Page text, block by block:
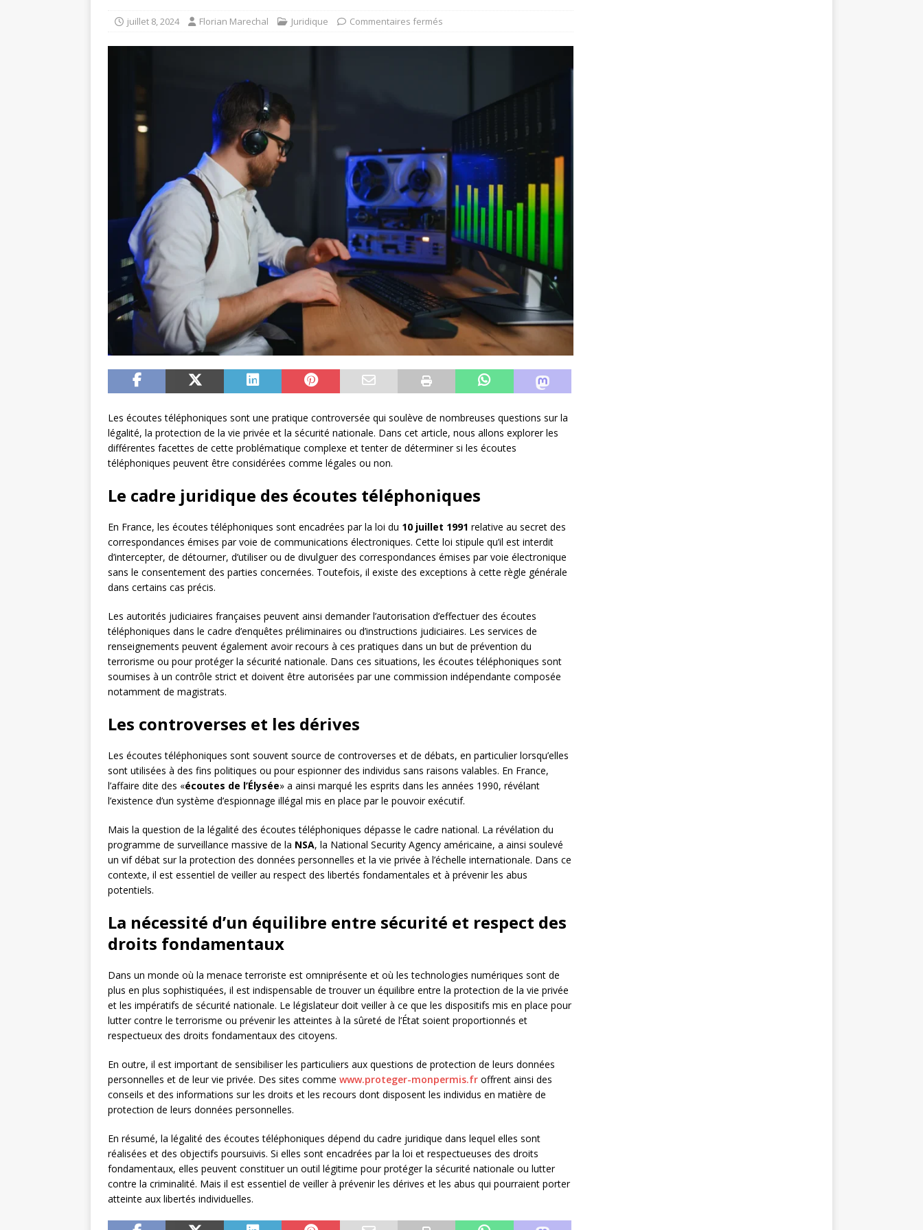
juillet 8, 2024 Florian Marechal Juridique Commentaires fermés
Les écoutes téléphoniques sont une pratique controversée qui soulève de nombreuses questions sur la
légalité, la protection de la vie privée et la sécurité nationale. Dans cet article, nous allons explorer les
différentes facettes de cette problématique complexe et tenter de déterminer si les écoutes
téléphoniques peuvent être considérées comme légales ou non.
Le cadre juridique des écoutes téléphoniques
En France, les écoutes téléphoniques sont encadrées par la loi du 10 juillet 1991 relative au secret des
correspondances émises par voie de communications électroniques. Cette loi stipule qu’il est interdit
d’intercepter, de détourner, d’utiliser ou de divulguer des correspondances émises par voie électronique
sans le consentement des parties concernées. Toutefois, il existe des exceptions à cette règle générale
dans certains cas précis.
Les autorités judiciaires françaises peuvent ainsi demander l’autorisation d’effectuer des écoutes
téléphoniques dans le cadre d’enquêtes préliminaires ou d’instructions judiciaires. Les services de
renseignements peuvent également avoir recours à ces pratiques dans un but de prévention du
terrorisme ou pour protéger la sécurité nationale. Dans ces situations, les écoutes téléphoniques sont
soumises à un contrôle strict et doivent être autorisées par une commission indépendante composée
notamment de magistrats.
Les controverses et les dérives
Les écoutes téléphoniques sont souvent source de controverses et de débats, en particulier lorsqu’elles
sont utilisées à des fins politiques ou pour espionner des individus sans raisons valables. En France,
l’affaire dite des «écoutes de l’Élysée» a ainsi marqué les esprits dans les années 1990, révélant
l’existence d’un système d’espionnage illégal mis en place par le pouvoir exécutif.
Mais la question de la légalité des écoutes téléphoniques dépasse le cadre national. La révélation du
programme de surveillance massive de la NSA, la National Security Agency américaine, a ainsi soulevé
un vif débat sur la protection des données personnelles et la vie privée à l’échelle internationale. Dans ce
contexte, il est essentiel de veiller au respect des libertés fondamentales et à prévenir les abus
potentiels.
La nécessité d’un équilibre entre sécurité et respect des
droits fondamentaux
Dans un monde où la menace terroriste est omniprésente et où les technologies numériques sont de
plus en plus sophistiquées, il est indispensable de trouver un équilibre entre la protection de la vie privée
et les impératifs de sécurité nationale. Le législateur doit veiller à ce que les dispositifs mis en place pour
lutter contre le terrorisme ou prévenir les atteintes à la sûreté de l’État soient proportionnés et
respectueux des droits fondamentaux des citoyens.
En outre, il est important de sensibiliser les particuliers aux questions de protection de leurs données
personnelles et de leur vie privée. Des sites comme www.proteger-monpermis.fr offrent ainsi des
conseils et des informations sur les droits et les recours dont disposent les individus en matière de
protection de leurs données personnelles.
En résumé, la légalité des écoutes téléphoniques dépend du cadre juridique dans lequel elles sont
réalisées et des objectifs poursuivis. Si elles sont encadrées par la loi et respectueuses des droits
fondamentaux, elles peuvent constituer un outil légitime pour protéger la sécurité nationale ou lutter
contre la criminalité. Mais il est essentiel de veiller à prévenir les dérives et les abus qui pourraient porter
atteinte aux libertés individuelles.